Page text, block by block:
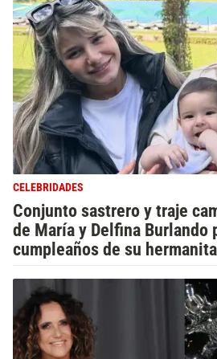
CELEBRIDADES
Conjunto sastrero y traje
de María y Delfina Burlando
cumpleaños de su